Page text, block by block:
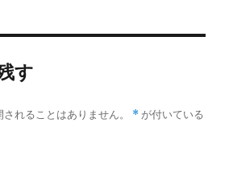
st
リ
す
れることはありません。 * が付いている